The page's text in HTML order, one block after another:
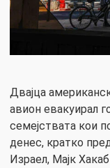
Двајца
авион евакуирал
семејствата кои
денес, кратко
Израел, Мајк